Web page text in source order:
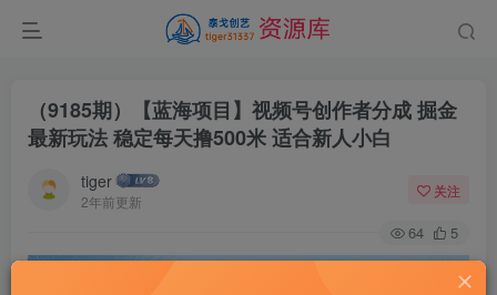
（9185期）【蓝海项目】视频号创作者分成 掘金
最新玩法 稳定每天撸500米 适合新人小白
tiger
2年前更新
关注
64 5